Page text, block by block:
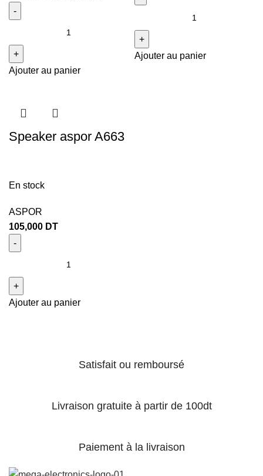
Ajouter au panier
Ajouter au panier
Speaker aspor A663
En stock
ASPOR
105,000 DT
Ajouter au panier
Satisfait ou remboursé
Livraison gratuite à partir de 100dt
Paiement à la livraison